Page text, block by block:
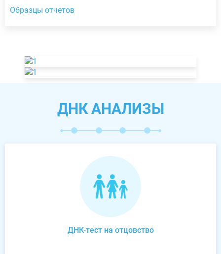
Образцы отчетов
ДНК АНАЛИЗЫ
ДНК-тест на отцовство